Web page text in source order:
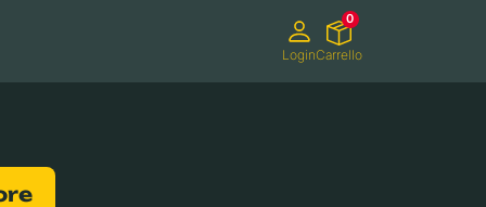
LoginCarrello
0